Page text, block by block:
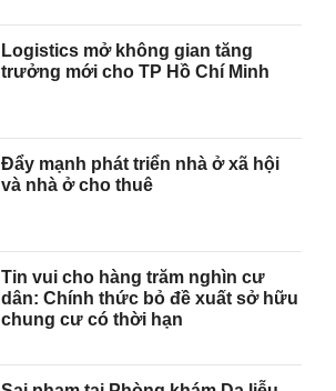
Logistics mở không gian tăng
trưởng mới cho TP Hồ Chí Minh
Đẩy mạnh phát triển nhà ở xã hội
và nhà ở cho thuê
Tin vui cho hàng trăm nghìn cư
dân: Chính thức bỏ đề xuất sở hữu
chung cư có thời hạn